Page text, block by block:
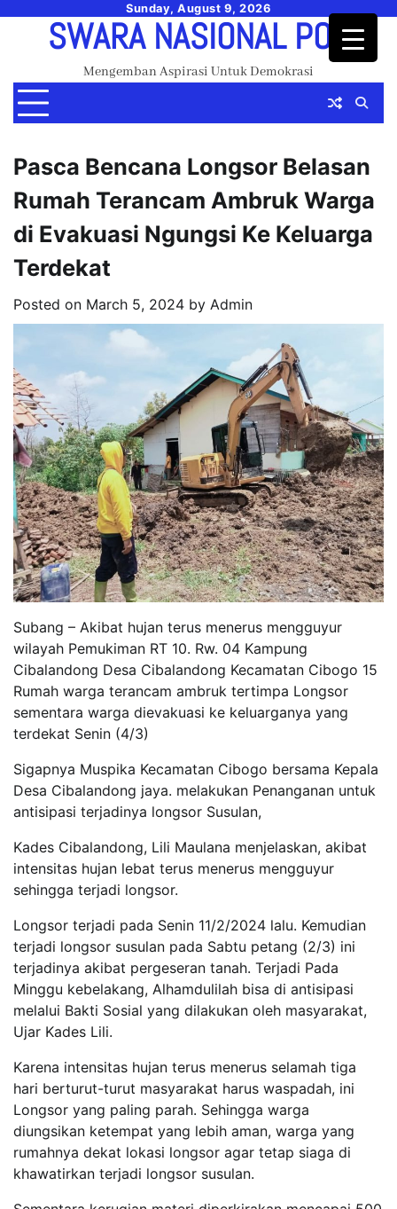
Sunday, August 9, 2026
SWARA NASIONAL POS
Mengemban Aspirasi Untuk Demokrasi
Pasca Bencana Longsor Belasan
Rumah Terancam Ambruk Warga
di Evakuasi Ngungsi Ke Keluarga
Terdekat
Posted on March 5, 2024 by Admin
Subang – Akibat hujan terus menerus mengguyur
wilayah Pemukiman RT 10. Rw. 04 Kampung
Cibalandong Desa Cibalandong Kecamatan Cibogo 15
Rumah warga terancam ambruk tertimpa Longsor
sementara warga dievakuasi ke keluarganya yang
terdekat Senin (4/3)
Sigapnya Muspika Kecamatan Cibogo bersama Kepala
Desa Cibalandong jaya. melakukan Penanganan untuk
antisipasi terjadinya longsor Susulan,
Kades Cibalandong, Lili Maulana menjelaskan, akibat
intensitas hujan lebat terus menerus mengguyur
sehingga terjadi longsor.
Longsor terjadi pada Senin 11/2/2024 lalu. Kemudian
terjadi longsor susulan pada Sabtu petang (2/3) ini
terjadinya akibat pergeseran tanah. Terjadi Pada
Minggu kebelakang, Alhamdulilah bisa di antisipasi
melalui Bakti Sosial yang dilakukan oleh masyarakat,
Ujar Kades Lili.
Karena intensitas hujan terus menerus selamah tiga
hari berturut-turut masyarakat harus waspadah, ini
Longsor yang paling parah. Sehingga warga
diungsikan ketempat yang lebih aman, warga yang
rumahnya dekat lokasi longsor agar tetap siaga di
khawatirkan terjadi longsor susulan.